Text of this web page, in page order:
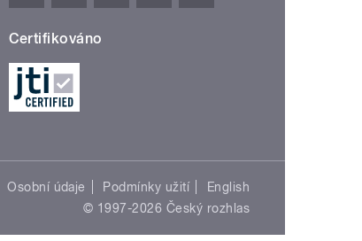
Certifikováno
Osobní údaje Podmínky užití
English
© 1997-2026 Český rozhlas